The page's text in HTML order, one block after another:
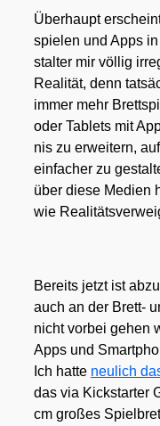
Über­haupt
spie­len und Apps
stal­ter mir völ­lig
Rea­li­tät, denn
immer mehr
oder Tablets mit
nis zu erwei­tern,
ein­fa­cher zu
über die­se Medi­en
wie
Bereits jetzt ist
auch an der Brett-
nicht vor­bei gehen
Apps und
Ich hat­te neu­lich
das via Kick­star­ter
cm gro­ßes